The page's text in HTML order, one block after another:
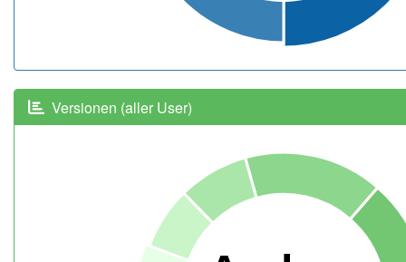
Versionen (aller User)